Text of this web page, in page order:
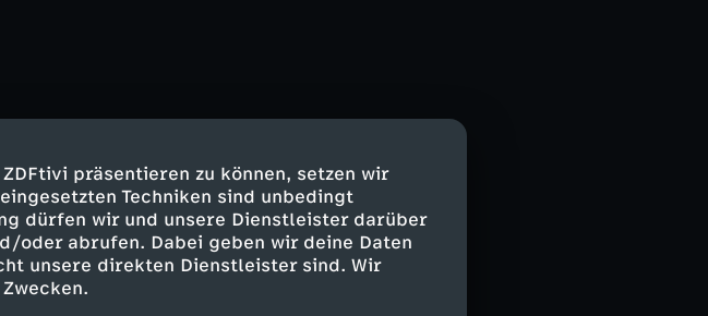
präsentieren zu können, setzen wir
Techniken sind unbedingt
dürfen wir und unsere Dienstleister darüber
oder abrufen. Dabei geben wir deine Daten
unsere direkten Dienstleister sind. Wir